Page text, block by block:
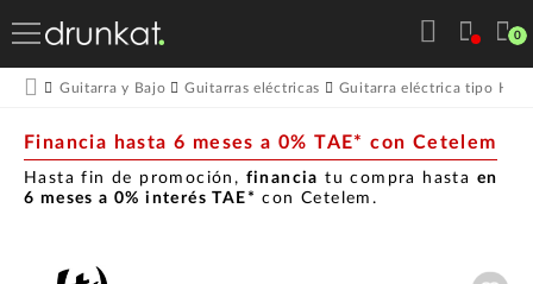
0
Guitarra y Bajo Guitarras eléctricas Guitarra eléctrica tipo
Financia hasta 6 meses a 0% TAE* con Cetelem
Hasta fin de promoción, financia tu compra hasta en
6 meses a 0% interés TAE* con Cetelem.